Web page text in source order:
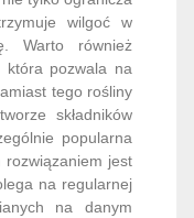
wilgoć w
Warto również
która pozwala na
tego rośliny
składników
popularna
rozwiązaniem jest
na regularnej
na danym